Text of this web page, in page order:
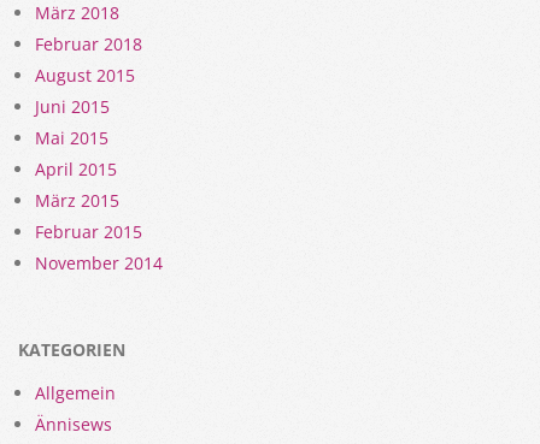
März 2018
Februar 2018
August 2015
Juni 2015
Mai 2015
April 2015
März 2015
Februar 2015
November 2014
KATEGORIEN
Allgemein
Ännisews